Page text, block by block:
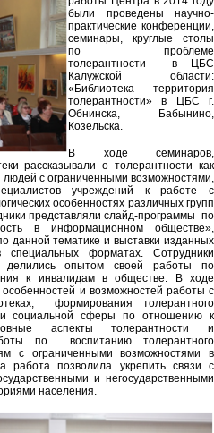
были проведены научно-
практические конференции,
семинары, круглые столы
по проблеме
толерантности в ЦБС
Калужской области:
«Библиотека – территория
толерантности» в ЦБС г.
Обнинска, Бабынино,
Козельска.
В ходе семинаров,
рассказывали о толерантности как
с ограниченными возможностями,
учреждений к работе с
особенностях различных групп
представляли слайд-программы по
в информационном обществе»,
данной тематике и выставки изданных
форматах. Сотрудники
делились опытом своей работы по
к инвалидам в обществе. В ходе
и возможностей работы с
формирования толерантного
и социальной сферы по отношению к
аспекты толерантности и
по воспитанию толерантного
с ограниченными возможностями в
работа позволила укрепить связи с
и негосударственными
населения.